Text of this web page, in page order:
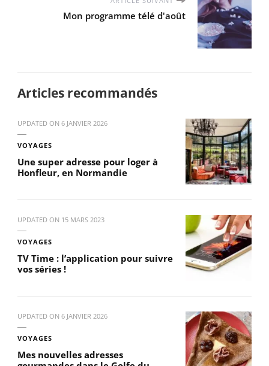
Mon programme télé d'août
Articles recommandés
UPDATED ON 6 JANVIER 2026
VOYAGES
Une super adresse pour loger à
Honfleur, en Normandie
UPDATED ON 15 MARS 2023
VOYAGES
TV Time : l’application pour suivre
vos séries !
UPDATED ON 6 JANVIER 2026
VOYAGES
Mes nouvelles adresses